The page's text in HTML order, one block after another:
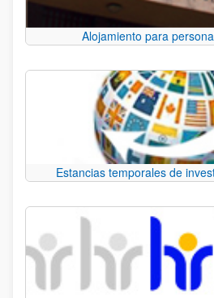
Alojamiento para
Estancias temporales de